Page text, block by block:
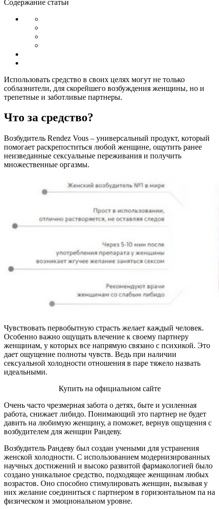
Содержание статьи
Использовать средство в своих целях могут не только
соблазнители, для скорейшего возбуждения женщины, но и
трепетные и заботливые партнеры.
Что за средство?
Возбудитель Rendez Vous – универсальный продукт, который
помогает раскрепоститься любой женщине, ощутить ранее
неизведанные сексуальные переживания и получить
множественные оргазмы.
Чувствовать первобытную страсть желает каждый человек.
Особенно важно ощущать влечение к своему партнеру
женщинам, у которых все напрямую связано с психикой. Это
дает ощущение полноты чувств. Ведь при наличии
сексуальной холодности отношения в паре тяжело назвать
идеальными.
Купить на официальном сайте
Очень часто чрезмерная забота о детях, быте и усиленная
работа, снижает либидо. Понимающий это партнер не будет
давить на любимую женщину, а поможет, вернув ощущения с
возбудителем для женщин Рандеву.
Возбудитель Рандеву был создан учеными для устранения
женской холодности. С использованием модернизированных
научных достижений и высоко развитой фармакологией было
создано уникальное средство, подходящее женщинам любых
возрастов. Оно способно стимулировать женщин, вызывая у
них желание соединиться с партнером в горизонтальном па на
физическом и эмоциональном уровне.